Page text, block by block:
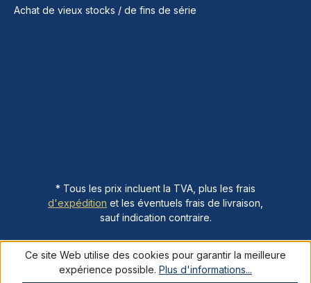
Achat de vieux stocks / de fins de série
* Tous les prix incluent la TVA, plus les frais
d'expédition et les éventuels frais de livraison,
sauf indication contraire.
Ce site Web utilise des cookies pour garantir la meilleure
expérience possible. Plus d'informations...